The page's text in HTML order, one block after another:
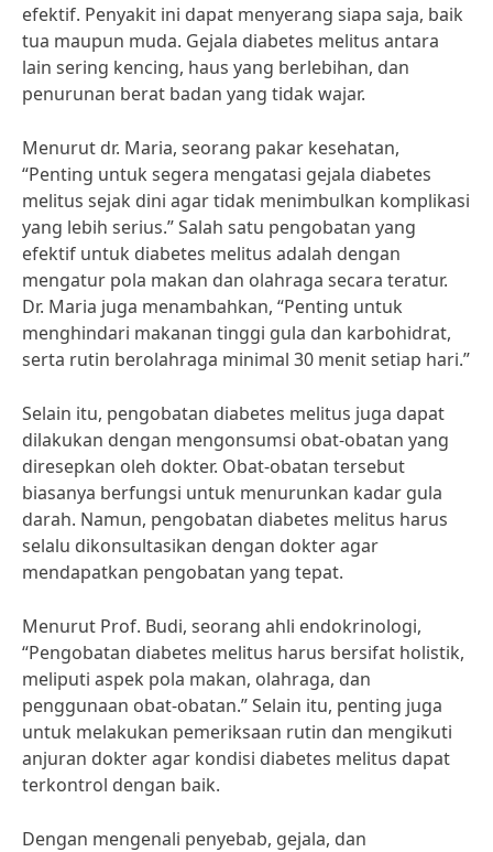
efektif. Penyakit ini dapat menyerang siapa saja, baik
tua maupun muda. Gejala diabetes melitus antara
lain sering kencing, haus yang berlebihan, dan
penurunan berat badan yang tidak wajar.
Menurut dr. Maria, seorang pakar kesehatan,
“Penting untuk segera mengatasi gejala diabetes
melitus sejak dini agar tidak menimbulkan komplikasi
yang lebih serius.” Salah satu pengobatan yang
efektif untuk diabetes melitus adalah dengan
mengatur pola makan dan olahraga secara teratur.
Dr. Maria juga menambahkan, “Penting untuk
menghindari makanan tinggi gula dan karbohidrat,
serta rutin berolahraga minimal 30 menit setiap hari.”
Selain itu, pengobatan diabetes melitus juga dapat
dilakukan dengan mengonsumsi obat-obatan yang
diresepkan oleh dokter. Obat-obatan tersebut
biasanya berfungsi untuk menurunkan kadar gula
darah. Namun, pengobatan diabetes melitus harus
selalu dikonsultasikan dengan dokter agar
mendapatkan pengobatan yang tepat.
Menurut Prof. Budi, seorang ahli endokrinologi,
“Pengobatan diabetes melitus harus bersifat holistik,
meliputi aspek pola makan, olahraga, dan
penggunaan obat-obatan.” Selain itu, penting juga
untuk melakukan pemeriksaan rutin dan mengikuti
anjuran dokter agar kondisi diabetes melitus dapat
terkontrol dengan baik.
Dengan mengenali penyebab, gejala, dan